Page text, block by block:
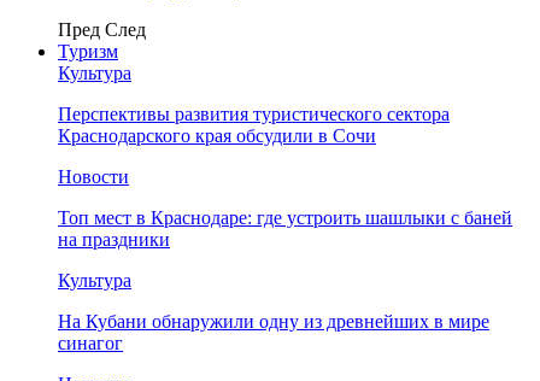
Пред След
Туризм
Культура
Перспективы развития туристического сектора
Краснодарского края обсудили в Сочи
Новости
Топ мест в Краснодаре: где устроить шашлыки с баней
на праздники
Культура
На Кубани обнаружили одну из древнейших в мире
синагог